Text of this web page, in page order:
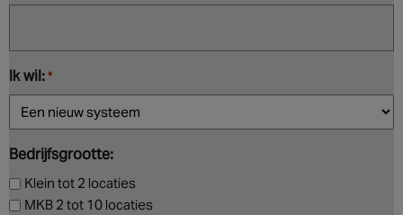
Ik wil: *
Bedrijfsgrootte:
Klein tot 2 locaties
MKB 2 tot 10 locaties